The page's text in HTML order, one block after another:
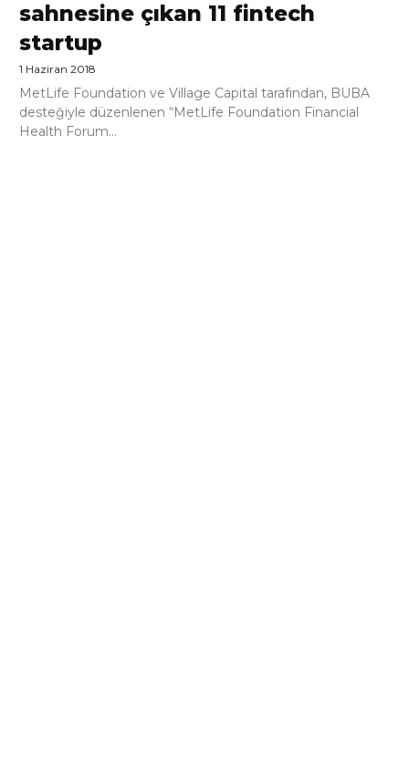
sahnesine çıkan 11 fintech
startup
1 Haziran 2018
MetLife Foundation ve Village Capital tarafından, BUBA
desteğiyle düzenlenen “MetLife Foundation Financial
Health Forum...